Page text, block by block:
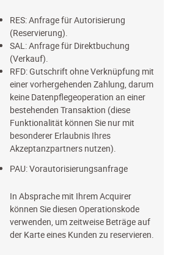
RES: Anfrage für Autorisierung
(Reservierung).
SAL: Anfrage für Direktbuchung
(Verkauf).
RFD: Gutschrift ohne Verknüpfung mit
einer vorhergehenden Zahlung, darum
keine Datenpflegeoperation an einer
bestehenden Transaktion (diese
Funktionalität können Sie nur mit
besonderer Erlaubnis Ihres
Akzeptanzpartners nutzen).
PAU: Vorautorisierungsanfrage
In Absprache mit Ihrem Acquirer
können Sie diesen Operationskode
verwenden, um zeitweise Beträge auf
der Karte eines Kunden zu reservieren.